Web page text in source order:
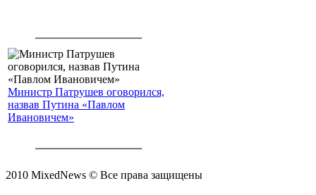
Министр Патрушев оговорился,
назвав Путина «Павлом
Ивановичем»
2010 MixedNews © Все права защищены